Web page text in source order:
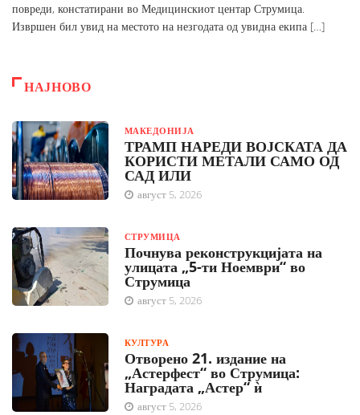
повреди, констатирани во Медицинскиот центар Струмица.
Извршен бил увид на местото на незгодата од увидна екипа […]
НАЈНОВО
МАКЕДОНИЈА
ТРАМП НАРЕДИ ВОЈСКАТА ДА
КОРИСТИ МЕТАЛИ САМО ОД
САД ИЛИ
август 5, 2026
СТРУМИЦА
Почнува реконструкцијата на
улицата „5-ти Ноември“ во
Струмица
август 5, 2026
КУЛТУРА
Отворено 21. издание на
„Астерфест“ во Струмица:
Наградата „Астер“ ѝ
август 5, 2026